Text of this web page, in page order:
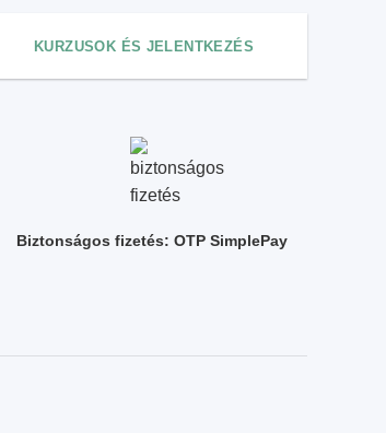
KURZUSOK ÉS JELENTKEZÉS
Biztonságos fizetés: OTP SimplePay